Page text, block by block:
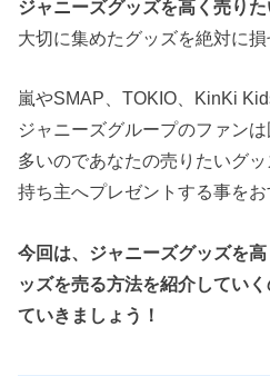
ジャニーズグッズを高く売りた
大切に集めたグッズを絶対に損
嵐やSMAP、TOKIO、KinKi
ジャニーズグループのファン
多いのであなたの売りたいグ
持ち主へプレゼントする事をお
今回は、ジャニーズグッズを
ッズを売る方法を紹介してい
ていきましょう！